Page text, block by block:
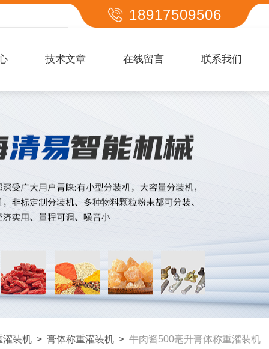
18917509506
技术文章 在线留言 联系我们
灌装机 > 膏体称重灌装机 > 牛肉酱500毫升膏体称重灌装机